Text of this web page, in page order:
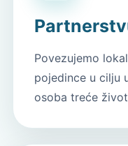
Povezujemo
pojedince u cilju
osoba treće